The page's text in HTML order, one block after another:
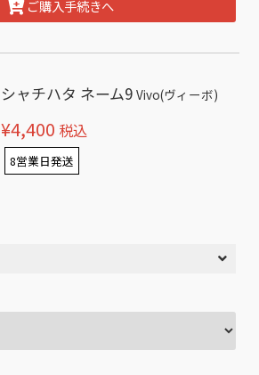
ご購入手続きへ
シャチハタ ネーム9Vivo(ヴィーボ)
¥4,400 税込
8営業日発送